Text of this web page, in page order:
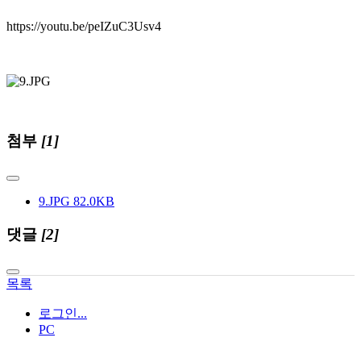
https://youtu.be/peIZuC3Usv4
첨부 [1]
9.JPG 82.0KB
댓글 [2]
목록
로그인...
PC